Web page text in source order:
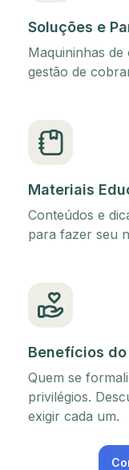
Soluções e
Maquininhas
gestão de
Materiais
Conteúdos e
para fazer seu
Benefícios do
Quem se
privilégios.
exigir cada um.